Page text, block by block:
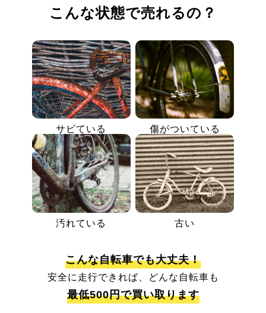
こんな状態で売れるの？
サビている 傷がついている
汚れている 古い
こんな自転車でも大丈夫！
安全に走行できれば、どんな自転車も
最低500円で買い取ります